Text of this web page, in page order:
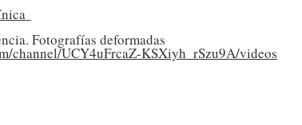
Fotografías deformadas
channel/UCY4uFrcaZ-KSXiyh_rSzu9A/videos